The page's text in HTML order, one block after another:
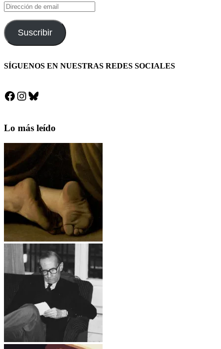
Dirección
de
email
Suscribir
SÍGUENOS EN NUESTRAS REDES SOCIALES
Facebook
Instagram
Bluesky
Lo más leído